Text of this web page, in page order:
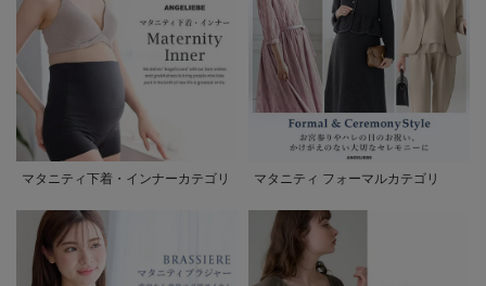
マタニティ下着・インナーカテゴリ マタニティ フォーマルカテゴリ